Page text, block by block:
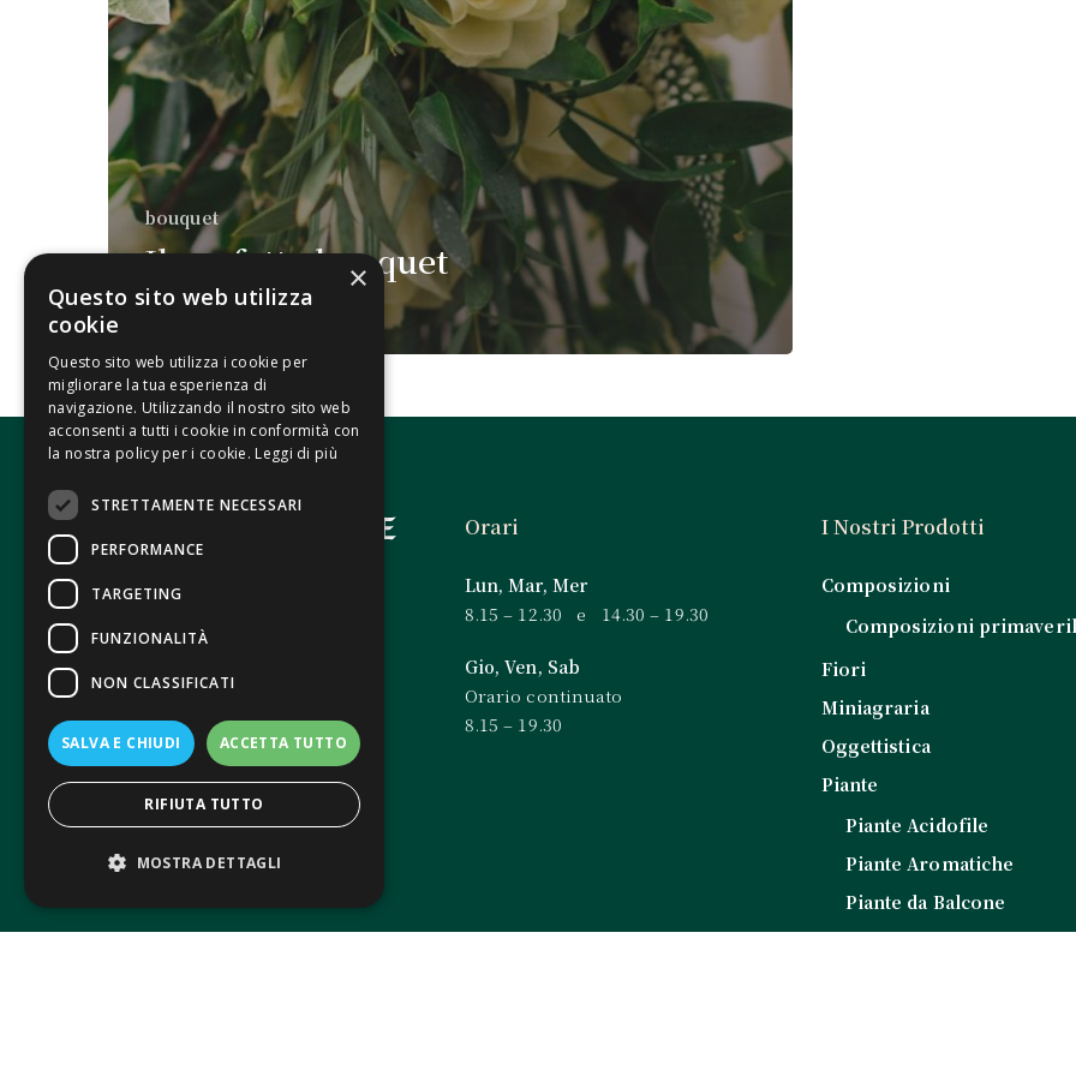
bouquet
Il perfetto bouquet
da sposa
Negozio
30020 Noventa di Piave VE
tel. 0421 320893
info@fioreriaoriale.it
Orari
Lun, Mar, Mer
8.15 – 12.30 e 14.30 – 19.30
Gio, Ven, Sab
Orario continuato
8.15 – 19.30
I Nostri Prodotti
Composizioni
Composizioni
Fiori
Miniagraria
Oggettistica
Piante
Piante Acidofile
Piante Aromatiche
Piante da Balcone
×
Questo sito web utilizza
cookie
Questo sito web utilizza i cookie per
migliorare la tua esperienza di
navigazione. Utilizzando il nostro sito web
acconsenti a tutti i cookie in conformità con
la nostra policy per i cookie. Leggi di più
STRETTAMENTE NECESSARI
PERFORMANCE
TARGETING
FUNZIONALITÀ
NON CLASSIFICATI
SALVA E CHIUDI ACCETTA TUTTO
RIFIUTA TUTTO
MOSTRA DETTAGLI